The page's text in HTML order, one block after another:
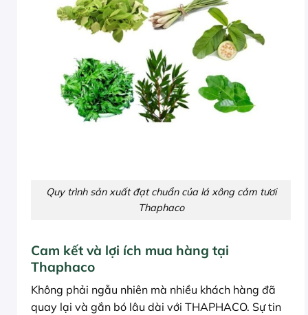
Quy trình sản xuất đạt chuẩn của lá xông cảm tươi
Thaphaco
Cam kết và lợi ích mua hàng tại
Thaphaco
Không phải ngẫu nhiên mà nhiều khách hàng đã
quay lại và gắn bó lâu dài với THAPHACO. Sự tin